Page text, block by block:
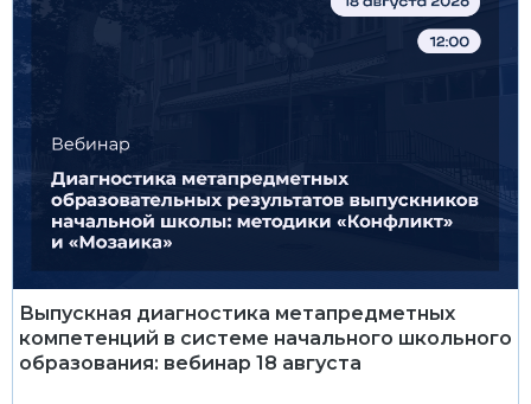
Выпускная диагностика метапредметных
компетенций в системе начального школьного
образования: вебинар 18 августа